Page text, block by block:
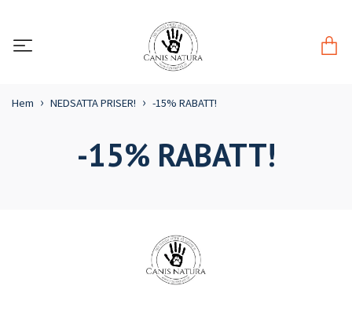
Hem NEDSATTA PRISER! -15% RABATT!
-15% RABATT!